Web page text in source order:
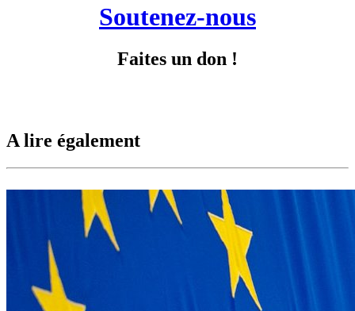
Soutenez-nous
Faites un don !
A lire également